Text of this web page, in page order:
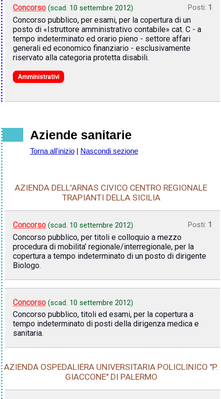
Concorso (scad. 10 settembre 2012) Posti: 1
Concorso pubblico, per esami, per la copertura di un
posto di «Istruttore amministrativo contabile» cat. C - a
tempo indeterminato ed orario pieno - settore affari
generali ed economico finanziario - esclusivamente
riservato alla categoria protetta disabili.
Amministrativi
Aziende sanitarie
Torna all'inizio| Nascondi sezione
AZIENDA DELL'ARNAS CIVICO CENTRO REGIONALE
TRAPIANTI DELLA SICILIA
Concorso (scad. 10 settembre 2012) Posti: 1
Concorso pubblico, per titoli e colloquio a mezzo
procedura di mobilita' regionale/interregionale, per la
copertura a tempo indeterminato di un posto di dirigente
Biologo.
Concorso (scad. 10 settembre 2012)
Concorso pubblico, titoli ed esami, per la copertura a
tempo indeterminato di posti della dirigenza medica e
sanitaria.
AZIENDA OSPEDALIERA UNIVERSITARIA POLICLINICO "P.
GIACCONE" DI PALERMO